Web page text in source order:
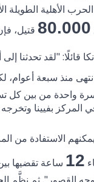
الأهلية الطويلة
80.000 قتيل،
قائلًا: "لقد
منذ سبعة
واحدة من بين كل
المركز بفيينا
الاستفادة من
12 ساعة تقضيها